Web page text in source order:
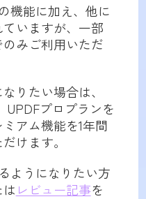
機能に加え、他に
いますが、一部
みご利用いただ
りたい場合は、
UPDFプロプランを
アム機能を1年間
けます。
ようになりたい方
レビュー記事を